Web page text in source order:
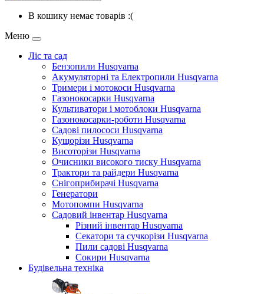
В кошику немає товарів :(
Меню
Ліс та сад
Бензопили Husqvarna
Акумуляторні та Електропили Husqvarna
Тримери і мотокоси Husqvarna
Газонокосарки Husqvarna
Культиватори і мотоблоки Husqvarna
Газонокосарки-роботи Husqvarna
Садові пилососи Husqvarna
Кущорізи Husqvarna
Висоторізи Husqvarna
Очисники високого тиску Husqvarna
Трактори та райдери Husqvarna
Снігоприбирачі Husqvarna
Генератори
Мотопомпи Husqvarna
Садовий інвентар Husqvarna
Різний інвентар Husqvarna
Секатори та сучкорізи Husqvarna
Пили садові Husqvarna
Сокири Husqvarna
Будівельна техніка